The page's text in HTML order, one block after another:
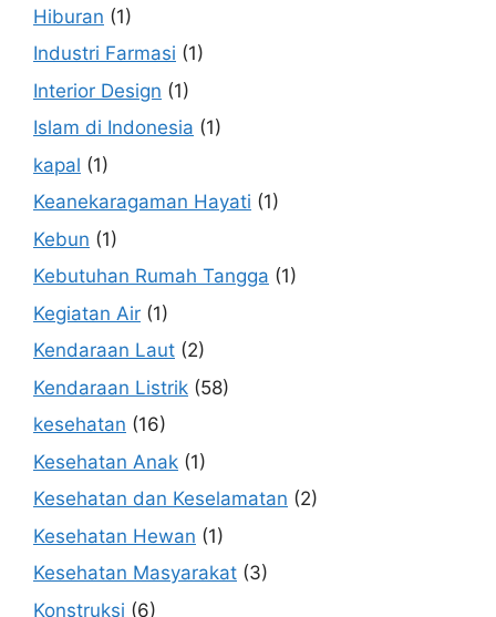
Hiburan (1)
Industri Farmasi (1)
Interior Design (1)
Islam di Indonesia (1)
kapal (1)
Keanekaragaman Hayati (1)
Kebun (1)
Kebutuhan Rumah Tangga (1)
Kegiatan Air (1)
Kendaraan Laut (2)
Kendaraan Listrik (58)
kesehatan (16)
Kesehatan Anak (1)
Kesehatan dan Keselamatan (2)
Kesehatan Hewan (1)
Kesehatan Masyarakat (3)
Konstruksi (6)